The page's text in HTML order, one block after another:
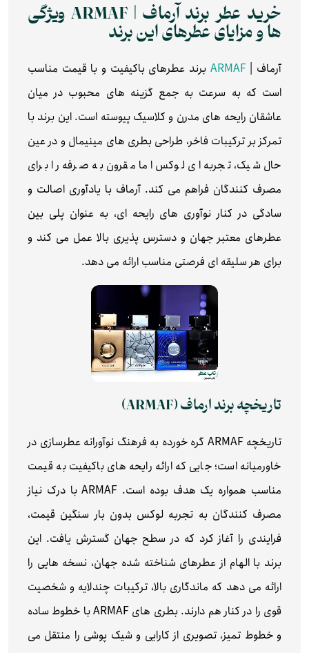
خرید عطر برند آرماف | ARMAF ویژگی‌
ها و مزایای عطرهای این برند
آرماف |ARMAF برند عطرهای باکیفیت و با قیمت مناسب
است که به سرعت به جمع گزینه‌ های محبوب در میان
عاشقان رایحه‌ های مدرن و کلاسیک پیوسته است. این برند با
تمرکز بر ترکیبات فاخر، طراحی بطری‌ های مینیمال و در عین
حال شیک، تجربه‌ ای لوکس اما مقرون‌ به‌ صرفه را برای
مصرف‌ کنندگان فراهم می‌ کند. آرماف با یادآوری اصالت و
سادگی در کنار نوآوری‌ های رایحه‌ ای، به عنوان پلی بین
عطرهای معتبر جهان و دسترس‌ پذیری بالا عمل می‌ کند و
برای هر سلیقه‌ ای فرصتی مناسب ارائه می‌ دهد.
تاریخچه برند ارماف (ARMAF)
تاریخچه ARMAF گره‌ خورده به فرهنگ نوآورانه عطرسازی در
خاورمیانه است؛ جایی که ارائه رایحه‌ های باکیفیت به قیمت
مناسب همواره یک هدف بوده است. ARMAF با درک نیاز
مصرف‌ کنندگان به تجربه لوکس بدون بار سنگین قیمت،
فرایندی را آغاز کرد که در سطح جهان گسترش یافت. این
برند با الهام از عطرهای شناخته‌ شده جهان، نسخه‌ هایی را
ارائه می‌ دهد که ماندگاری بالا، ترکیبات چندلایه و شخصیت
قوی را در کنار هم دارند. بطری‌ های ARMAF با خطوط ساده
و خطوط تمیز، تصویری از کارایی و شیک‌ پوشی را منتقل می‌